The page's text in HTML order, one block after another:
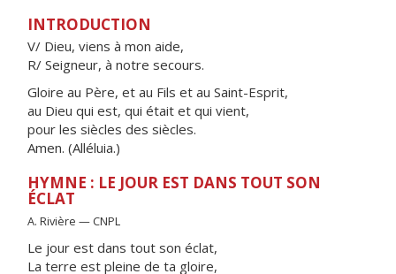
INTRODUCTION
V/ Dieu, viens à mon aide,
R/ Seigneur, à notre secours.
Gloire au Père, et au Fils et au Saint-Esprit,
au Dieu qui est, qui était et qui vient,
pour les siècles des siècles.
Amen. (Alléluia.)
HYMNE : LE JOUR EST DANS TOUT SON
ÉCLAT
A. Rivière — CNPL
Le jour est dans tout son éclat,
La terre est pleine de ta gloire,